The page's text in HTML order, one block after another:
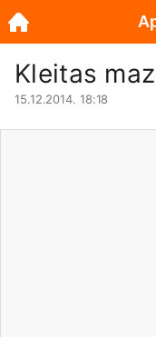
Kleitas
15.12.2014. 18:18